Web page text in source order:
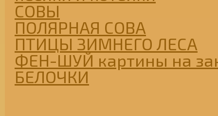
СОВЫ
ПОЛЯРНАЯ СОВА
ПТИЦЫ ЗИМНЕГО ЛЕСА
ФЕН-ШУЙ картины на
БЕЛОЧКИ